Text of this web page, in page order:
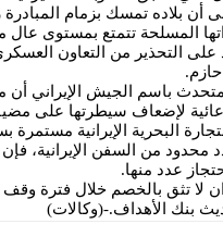
بلاده تمسك بزمام المبادرة
المسلحة تتمتع بمستوى عال
التحذير من التعاون
باسم الجيش الإيراني
لإضعاف سيطرتها على
البحرية الإيرانية
محدود من السفن الإيرانية،
عدد منها.
لا تثق بالخصم خلال فترة وقف
بنك الأهداف.-(وكالات)